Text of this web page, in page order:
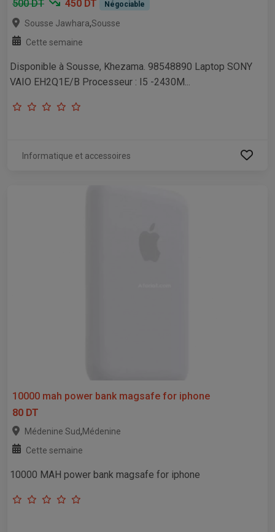
500 DT
450 DT Négociable
Sousse Jawhara,Sousse
Cette semaine
Disponible à Sousse, Khezama. 98548890 Laptop SONY
VAIO EH2Q1E/B Processeur : I5 -2430M...
Informatique et accessoires
10000 mah power bank magsafe for iphone
80 DT
Médenine Sud,Médenine
Cette semaine
10000 MAH power bank magsafe for iphone